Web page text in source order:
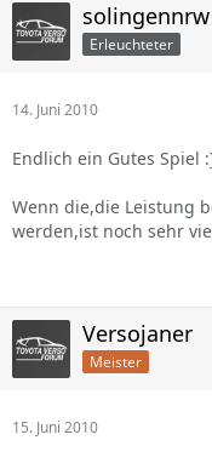
solingennrw
Erleuchteter
14. Juni 2010
Endlich ein Gutes Spiel
Wenn die,die Leistung
werden,ist noch sehr
Versojaner
Meister
15. Juni 2010